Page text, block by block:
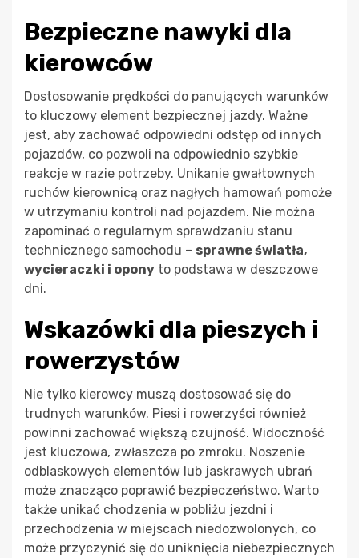
Bezpieczne nawyki dla
kierowców
Dostosowanie prędkości do panujących warunków
to kluczowy element bezpiecznej jazdy. Ważne
jest, aby zachować odpowiedni odstęp od innych
pojazdów, co pozwoli na odpowiednio szybkie
reakcje w razie potrzeby. Unikanie gwałtownych
ruchów kierownicą oraz nagłych hamowań pomoże
w utrzymaniu kontroli nad pojazdem. Nie można
zapominać o regularnym sprawdzaniu stanu
technicznego samochodu – sprawne światła,
wycieraczki i opony to podstawa w deszczowe
dni.
Wskazówki dla pieszych i
rowerzystów
Nie tylko kierowcy muszą dostosować się do
trudnych warunków. Piesi i rowerzyści również
powinni zachować większą czujność. Widoczność
jest kluczowa, zwłaszcza po zmroku. Noszenie
odblaskowych elementów lub jaskrawych ubrań
może znacząco poprawić bezpieczeństwo. Warto
także unikać chodzenia w pobliżu jezdni i
przechodzenia w miejscach niedozwolonych, co
może przyczynić się do uniknięcia niebezpiecznych